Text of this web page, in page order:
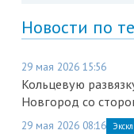
Новости по
29 мая 2026 15:56
Кольцевую
Новгород со
29 мая 2026 08:16